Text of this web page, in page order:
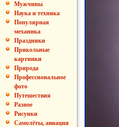
Мужчины
Наука и техника
Популярная
механика
Праздники
Прикольные
картинки
Природа
Профессиональное
фото
Путешествия
Разное
Рисунки
Самолёты, авиация